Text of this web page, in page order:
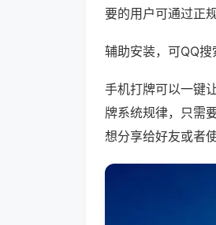
要的用户可通过正
辅助安装，可QQ
手机打牌可以一键
牌系统规律，只需
想分享给好友或者